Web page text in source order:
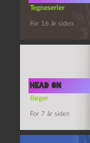
Tegneserier
For 16 år siden
Head On
Bøger
For 7 år siden